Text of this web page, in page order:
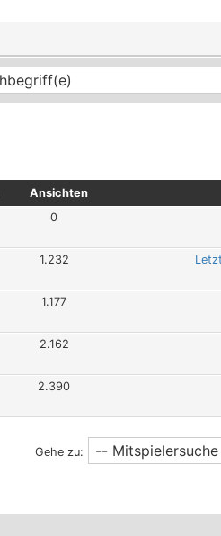
Ansichten
0
1.232
1.177
2.162
2.390
Gehe zu: